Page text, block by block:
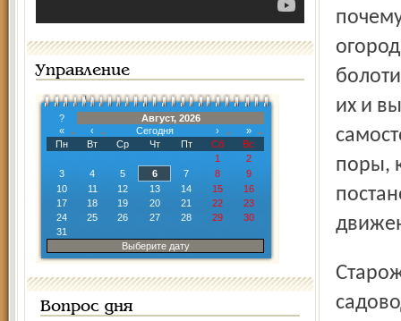
Управление
?
Август, 2026
«
‹ Сегодня ›
»
Пн
Вт Ср Чт Пт Сб
Вс
1
2
3
4 5 6 7 8
9
10
11 12 13 14 15
16
17
18 19 20 21 22
23
24
25 26 27 28 29
30
31
Выберите дату
Вопрос дня
их и
поры,
Старожилы утверждают, что именно первые